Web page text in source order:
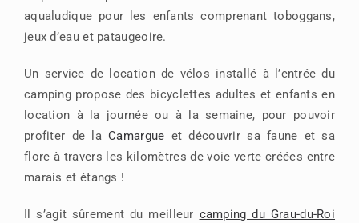
aqualudique pour les enfants comprenant toboggans,
jeux d’eau et pataugeoire.
Un service de location de vélos installé à l’entrée du
camping propose des bicyclettes adultes et enfants en
location à la journée ou à la semaine, pour pouvoir
profiter de laCamargue et découvrir sa faune et sa
flore à travers les kilomètres de voie verte créées entre
marais et étangs !
Il s’agit sûrement du meilleur camping du Grau-du-Roi